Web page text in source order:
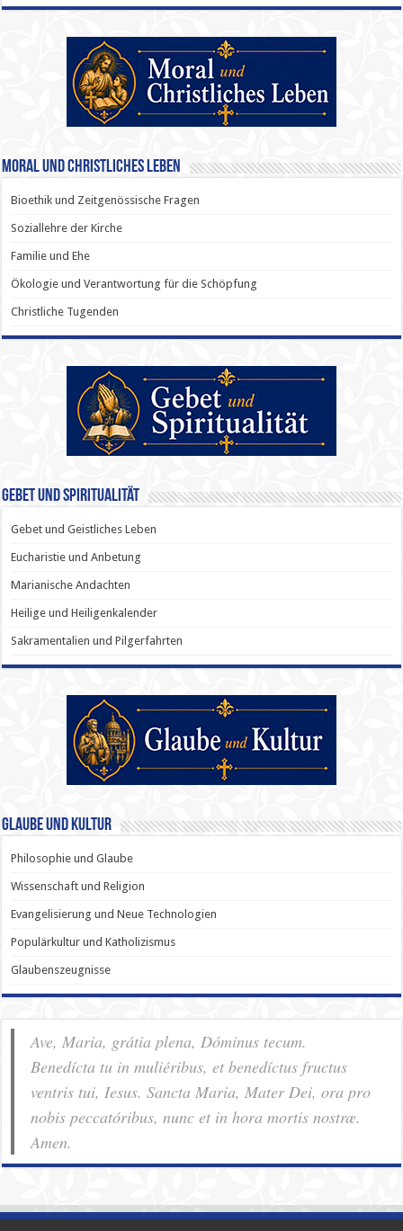
Moral und Christliches Leben
Bioethik und Zeitgenössische Fragen
Soziallehre der Kirche
Familie und Ehe
Ökologie und Verantwortung für die Schöpfung
Christliche Tugenden
Gebet und Spiritualität
Gebet und Geistliches Leben
Eucharistie und Anbetung
Marianische Andachten
Heilige und Heiligenkalender
Sakramentalien und Pilgerfahrten
Glaube und Kultur
Philosophie und Glaube
Wissenschaft und Religion
Evangelisierung und Neue Technologien
Populärkultur und Katholizismus
Glaubenszeugnisse
Ave, Maria, grátia plena, Dóminus tecum.
Benedícta tu in muliéribus, et benedíctus fructus
ventris tui, Iesus. Sancta Maria, Mater Dei, ora pro
nobis pec­ca­tóribus, nunc et in hora mortis nostræ.
Amen.